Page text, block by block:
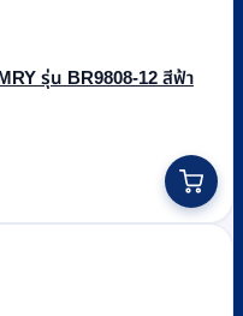
รุ่น BR9808-12 สีฟ้า